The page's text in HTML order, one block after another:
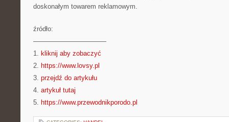
doskonałym towarem reklamowym.
źródło:
———————————
1. kliknij aby zobaczyć
2. https://www.lovsy.pl
3. przejdź do artykułu
4. artykuł tutaj
5. https://www.przewodnikporodo.pl